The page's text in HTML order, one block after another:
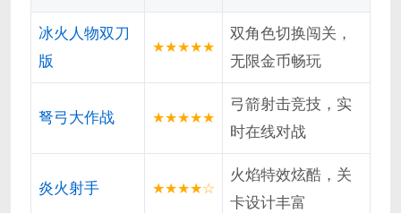
冰火人物双刀
版
★★★★★
双角色切换闯关，
无限金币畅玩
弩弓大作战 ★★★★★
弓箭射击竞技，实
时在线对战
炎火射手 ★★★★☆
火焰特效炫酷，关
卡设计丰富